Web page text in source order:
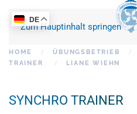
Zum Hauptinhalt springen
HOME ÜBUNGSBETRIEB
TRAINER
LIANE WIEHN
SYNCHRO TRAINER
DE